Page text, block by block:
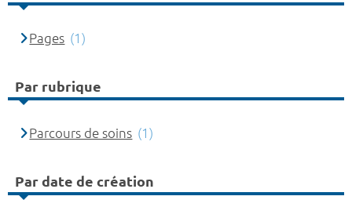
Pages (1)
Par rubrique
Parcours de soins (1)
Par date de création